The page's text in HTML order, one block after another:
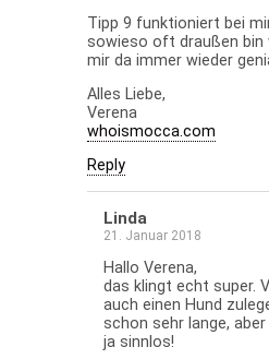
Tipp 9 funktioniert bei
sowieso oft draußen bin
mir da immer wieder
Alles Liebe,
Verena
whoismocca.com
Reply
Linda
21. Januar 2018
Hallo Verena,
das klingt echt super.
auch einen Hund
schon sehr lange,
ja sinnlos!